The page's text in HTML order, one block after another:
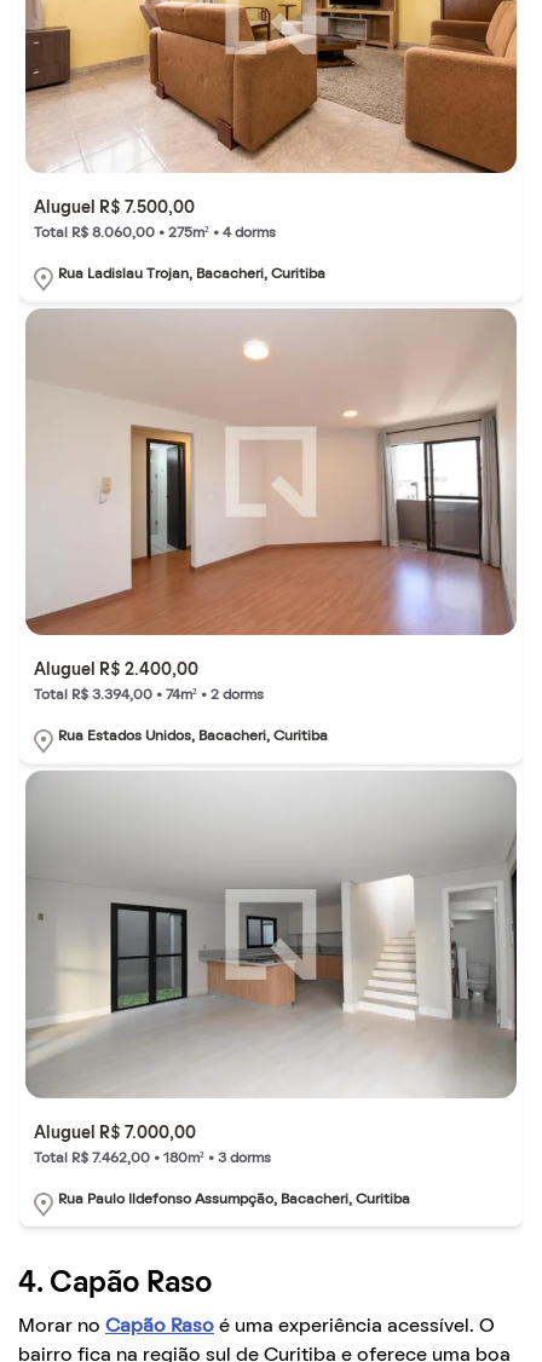
Aluguel R$ 7.500,00
Total R$ 8.060,00 • 275m² • 4 dorms
Rua Ladislau Trojan, Bacacheri, Curitiba
Aluguel R$ 2.400,00
Total R$ 3.394,00 • 74m² • 2 dorms
Rua Estados Unidos, Bacacheri, Curitiba
Aluguel R$ 7.000,00
Total R$ 7.462,00 • 180m² • 3 dorms
Rua Paulo Ildefonso Assumpção, Bacacheri, Curitiba
4. Capão Raso
Morar no Capão Raso é uma experiência acessível. O
bairro fica na região sul de Curitiba e oferece uma boa